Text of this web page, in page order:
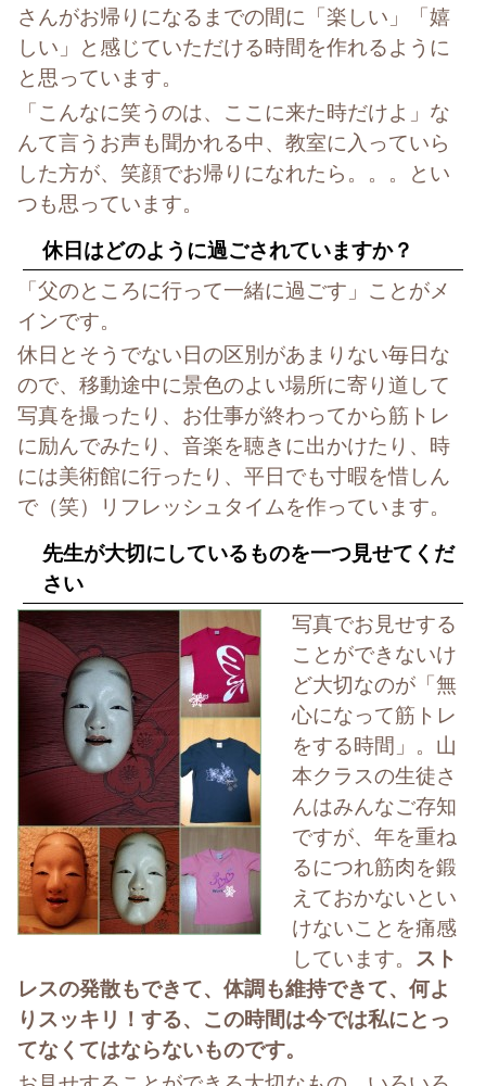
さんがお帰りになるまでの間に「楽しい」「嬉
しい」と感じていただける時間を作れるように
と思っています。
「こんなに笑うのは、ここに来た時だけよ」な
んて言うお声も聞かれる中、教室に入っていら
した方が、笑顔でお帰りになれたら。。。とい
つも思っています。
休日はどのように過ごされていますか？
「父のところに行って一緒に過ごす」ことがメ
インです。
休日とそうでない日の区別があまりない毎日な
ので、移動途中に景色のよい場所に寄り道して
写真を撮ったり、お仕事が終わってから筋トレ
に励んでみたり、音楽を聴きに出かけたり、時
には美術館に行ったり、平日でも寸暇を惜しん
で（笑）リフレッシュタイムを作っています。
先生が大切にしているものを一つ見せてくだ
さい
写真でお見せする
ことができないけ
ど大切なのが「無
心になって筋トレ
をする時間」。山
本クラスの生徒さ
んはみんなご存知
ですが、年を重ね
るにつれ筋肉を鍛
えておかないとい
けないことを痛感
しています。 スト
レスの発散もできて、体調も維持できて、何よ
りスッキリ！する、この時間は今では私にとっ
てなくてはならないものです。